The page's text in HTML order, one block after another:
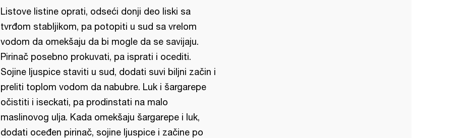
Listove listine oprati, odseći donji deo liski sa
tvrđom stabljikom, pa potopiti u sud sa vrelom
vodom da omekšaju da bi mogle da se savijaju.
Pirinač posebno prokuvati, pa isprati i ocediti.
Sojine ljuspice staviti u sud, dodati suvi biljni začin i
preliti toplom vodom da nabubre. Luk i šargarepe
očistiti i iseckati, pa prodinstati na malo
maslinovog ulja. Kada omekšaju šargarepe i luk,
dodati oceđen pirinač, sojine ljuspice i začine po